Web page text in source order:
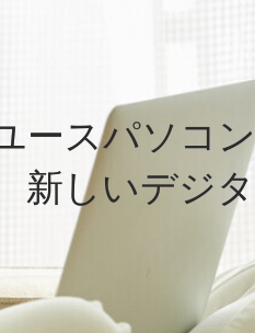
ースパソコ
新しいデジ